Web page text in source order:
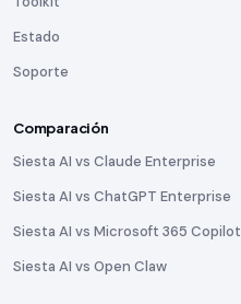
Estado
Soporte
Comparación
Siesta AI vs Claude Enterprise
Siesta AI vs ChatGPT Enterprise
Siesta AI vs Microsoft 365 Copilot
Siesta AI vs Open Claw